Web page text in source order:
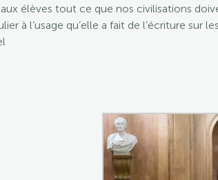
élèves tout ce que nos civilisations
à l’usage qu’elle a fait de l’écriture sur